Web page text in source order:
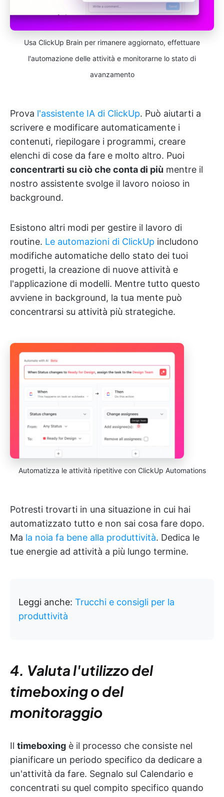
Usa ClickUp Brain per rimanere aggiornato, effettuare
l'automazione delle attività e monitorarne lo stato di
avanzamento
Prova l'assistente IA di ClickUp. Può aiutarti a
scrivere e modificare automaticamente i
contenuti, riepilogare i programmi, creare
elenchi di cose da fare e molto altro. Puoi
concentrarti su ciò che conta di più mentre il
nostro assistente svolge il lavoro noioso in
background.
Esistono altri modi per gestire il lavoro di
routine. Le automazioni di ClickUp includono
modifiche automatiche dello stato dei tuoi
progetti, la creazione di nuove attività e
l'applicazione di modelli. Mentre tutto questo
avviene in background, la tua mente può
concentrarsi su attività più strategiche.
Automatizza le attività ripetitive con ClickUp Automations
Potresti trovarti in una situazione in cui hai
automatizzato tutto e non sai cosa fare dopo.
Ma la noia fa bene alla produttività. Dedica le
tue energie ad attività a più lungo termine.
Leggi anche: Trucchi e consigli per la
produttività
4. Valuta l'utilizzo del
timeboxing o del
monitoraggio
Il timeboxing è il processo che consiste nel
pianificare un periodo specifico da dedicare a
un'attività da fare. Segnalo sul Calendario e
concentrati su quel compito specifico quando